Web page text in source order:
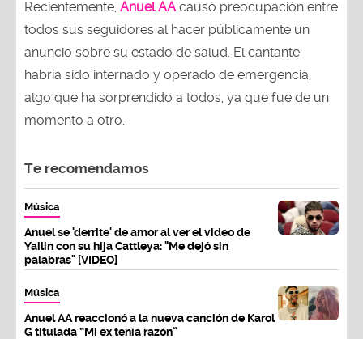
Recientemente, Anuel AA causó preocupación entre
todos sus seguidores al hacer públicamente un
anuncio sobre su estado de salud. El cantante
habría sido internado y operado de emergencia,
algo que ha sorprendido a todos, ya que fue de un
momento a otro.
Te recomendamos
Música
Anuel se 'derrite' de amor al ver el video de
Yailin con su hija Cattleya: "Me dejó sin
palabras" [VIDEO]
Música
Anuel AA reaccionó a la nueva canción de Karol
G titulada “Mi ex tenía razón”